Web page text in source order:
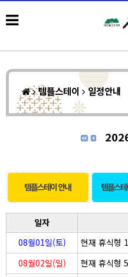
템플스테이 일정안내
템플스테이 안내 템플스
일자
08월01일(토)
현재 휴식형
08월02일(일)
현재 휴식형